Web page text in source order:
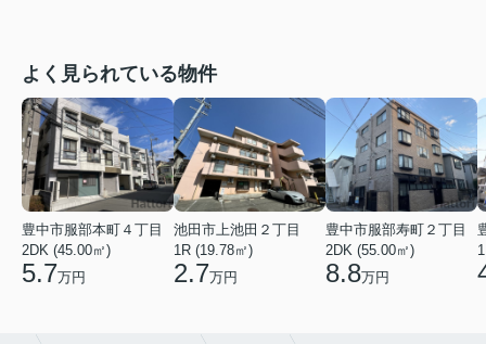
よく見られている物件
豊中市服部本町４丁目
2DK (45.00㎡)
5.7万円
池田市上池田２丁目
1R (19.78㎡)
2.7万円
豊中市服部寿町２丁目
2DK (55.00㎡)
8.8万円